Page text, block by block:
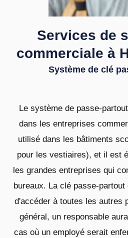
Services de
commerciale à
Système de clé
Le système de passe-
dans les entreprises
utilisé dans les bâtiments
pour les vestiaires), et il est
les grandes entreprises qui
bureaux. La clé passe-
d'accéder à toutes les autres
général, un responsable
cas où un employé serait